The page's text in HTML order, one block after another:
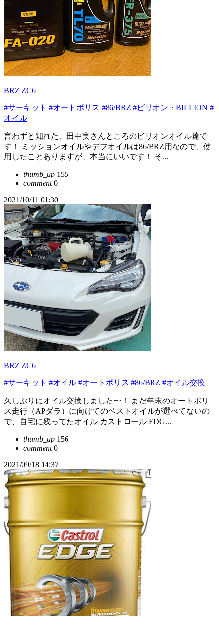
BRZ ZC6
#サーキット #オートポリス #86/BRZ #ビリオン・BILLION #
オイル
言わずと知れた、田中実さんところのビリオンオイル達で
す！ ミッションオイルやデフオイルは86/BRZ用なので、使
用したことありますが、本当にいいです！ そ...
thumb_up 155
comment0
2021/10/11 01:30
BRZ ZC6
#サーキット #オイル #オートポリス #86/BRZ #オイル交換
久しぶりにオイル交換しました〜！ まだ年末のオートポリ
ス走行（APダラ）に向けてのベストオイルが選べてないの
で、自宅に残ってたオイル カストロール EDG...
thumb_up 156
comment0
2021/09/18 14:37